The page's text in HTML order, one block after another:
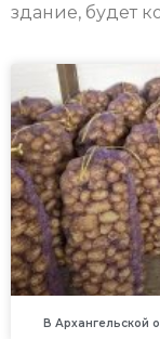
здание, будет
В Архангельской